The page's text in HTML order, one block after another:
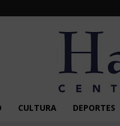
CULTURA DEPORTES